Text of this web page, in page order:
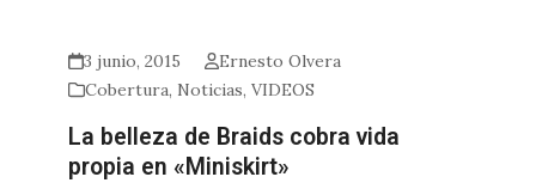
3 junio, 2015
Ernesto Olvera
Cobertura, Noticias,VIDEOS
La belleza de Braids cobra vida
propia en «Miniskirt»